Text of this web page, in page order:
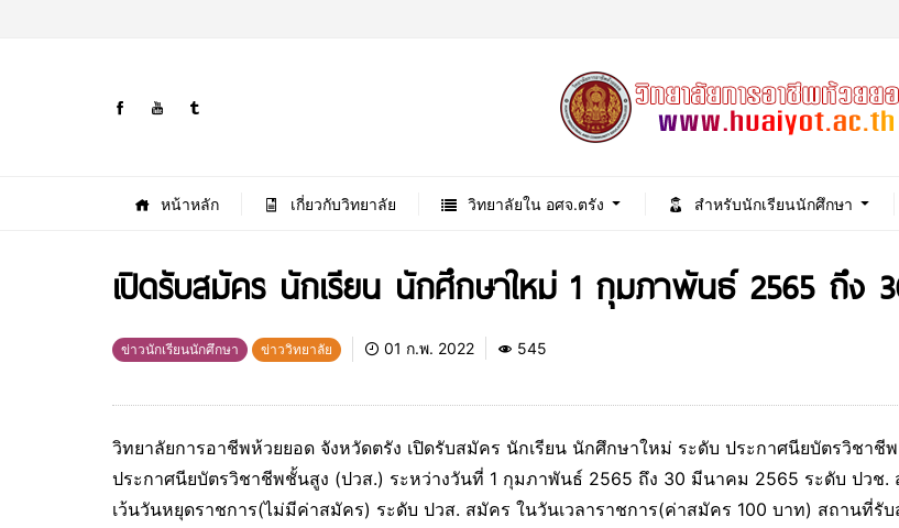
หน้าหลัก เกี่ยวกับวิทยาลัย วิทยาลัยใน อศจ.ตรัง สำหรับนักเรียนนักศึกษา
เปิดรับสมัคร นักเรียน นักศึกษาใหม่ 1 กุมภาพันธ์ 2565 ถึง
ข่าวนักเรียนนักศึกษา ข่าววิทยาลัย 01 ก.พ. 2022 545
วิทยาลัยการอาชีพห้วยยอด จังหวัดตรัง เปิดรับสมัคร นักเรียน นักศึกษาใหม่ ระดับ ประกาศนียบัตรวิชาชี
ประกาศนียบัตรวิชาชีพชั้นสูง (ปวส.) ระหว่างวันที่ 1 กุมภาพันธ์ 2565 ถึง 30 มีนาคม 2565 ระดับ ปวช.
เว้นวันหยุดราชการ(ไม่มีค่าสมัคร) ระดับ ปวส. สมัคร ในวันเวลาราชการ(ค่าสมัคร 100 บาท) สถานที่รั